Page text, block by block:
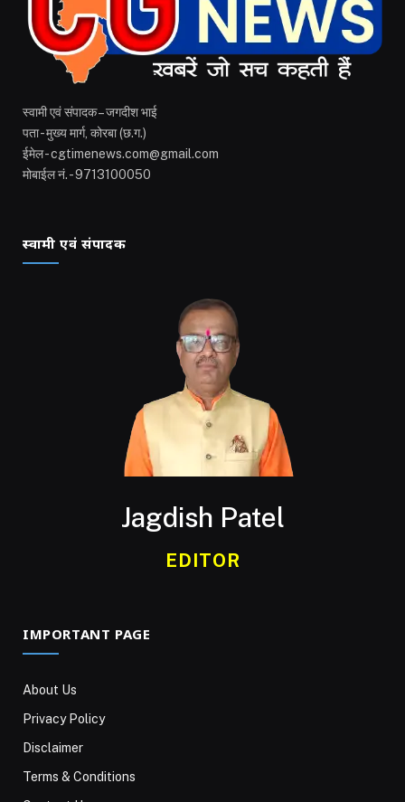
स्वामी एवं संपादक – जगदीश भाई
पता - मुख्य मार्ग, कोरबा (छ.ग.)
ईमेल - cgtimenews.com@gmail.com
मोबाईल नं. - 9713100050
स्वामी एवं संपादक
Jagdish Patel
EDITOR
IMPORTANT PAGE
About Us
Privacy Policy
Disclaimer
Terms & Conditions